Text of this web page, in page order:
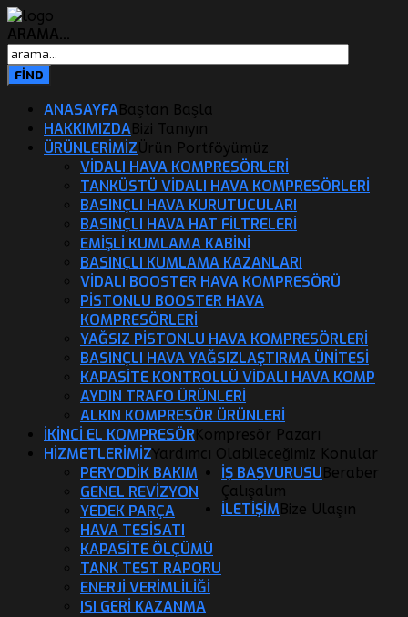
ARAMA...
ANASAYFABaştan Başla
HAKKIMIZDABizi Tanıyın
ÜRÜNLERİMİZÜrün Portföyümüz
VIDALI HAVA KOMPRESÖRLERI
TANKÜSTÜ VIDALI HAVA KOMPRESÖRLERI
BASINÇLI HAVA KURUTUCULARI
BASINÇLI HAVA HAT FILTRELERI
EMIŞLI KUMLAMA KABINI
BASINÇLI KUMLAMA KAZANLARI
VIDALI BOOSTER HAVA KOMPRESÖRÜ
PISTONLU BOOSTER HAVA
KOMPRESÖRLERI
YAĞSIZ PISTONLU HAVA KOMPRESÖRLERI
BASINÇLI HAVA YAĞSIZLAŞTIRMA ÜNITESI
KAPASITE KONTROLLÜ VIDALI HAVA KOMP
AYDIN TRAFO ÜRÜNLERI
ALKIN KOMPRESÖR ÜRÜNLERI
İKİNCİ EL KOMPRESÖRKompresör Pazarı
HİZMETLERİMİZYardımcı Olabileceğimiz Konular
PERYODIK BAKIM
GENEL REVIZYON
YEDEK PARÇA
HAVA TESISATI
KAPASITE ÖLÇÜMÜ
TANK TEST RAPORU
ENERJI VERIMLILIĞI
ISI GERI KAZANMA
İŞ BAŞVURUSUBeraber
Çalışalım
İLETİŞİMBize Ulaşın